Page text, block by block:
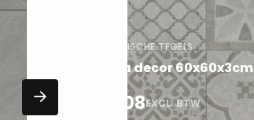
KERAMISCHE TEGELS
Cosa decor 60x60x3cm
15,08EXCL. BTW